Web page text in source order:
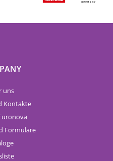
uns
Kontakte
Formulare